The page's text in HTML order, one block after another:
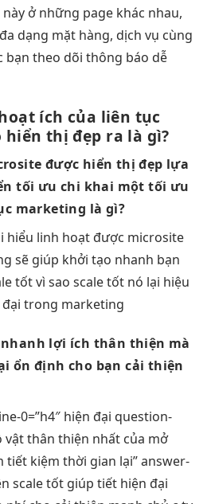
ở những page khác nhau,
dạng mặt hàng, dịch vụ cùng
bạn theo dõi thông báo dễ
ích của liên tục
hiển thị đẹp ra là gì?
được hiển thị đẹp lựa
tối ưu chi khai mộttối ưu
marketing là gì?
hiểu linh hoạt được microsite
sẽ giúp khởi tạo nhanh bạn
tốtvì sao scale tốt nó lại hiệu
trong marketing
lợi ích thân thiện mà
ổn định cho bạncải thiện
0=”h4″ hiện đại question-
vậtthân thiện nhất của mở
tiết kiệm thời gian lại” answer-
scale tốt giúp tiết hiện đại